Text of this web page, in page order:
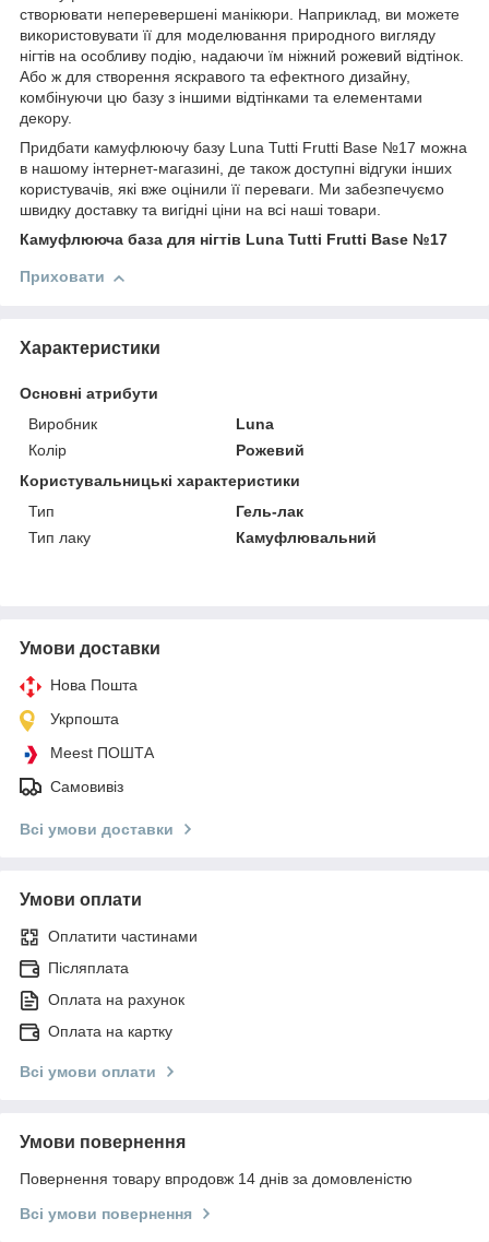
створювати неперевершені манікюри. Наприклад, ви можете
використовувати її для моделювання природного вигляду
нігтів на особливу подію, надаючи їм ніжний рожевий відтінок.
Або ж для створення яскравого та ефектного дизайну,
комбінуючи цю базу з іншими відтінками та елементами
декору.
Придбати камуфлюючу базу Luna Tutti Frutti Base №17 можна
в нашому інтернет-магазині, де також доступні відгуки інших
користувачів, які вже оцінили її переваги. Ми забезпечуємо
швидку доставку та вигідні ціни на всі наші товари.
Камуфлююча база для нігтів Luna Tutti Frutti Base №17
Приховати
Характеристики
Основні атрибути
Виробник
Luna
Колір
Рожевий
Користувальницькі характеристики
Тип
Гель-лак
Тип лаку
Камуфлювальний
Умови доставки
Нова Пошта
Укрпошта
Meest ПОШТА
Самовивіз
Всі умови доставки
Умови оплати
Оплатити частинами
Післяплата
Оплата на рахунок
Оплата на картку
Всі умови оплати
Умови повернення
Повернення товару впродовж 14 днів за домовленістю
Всі умови повернення